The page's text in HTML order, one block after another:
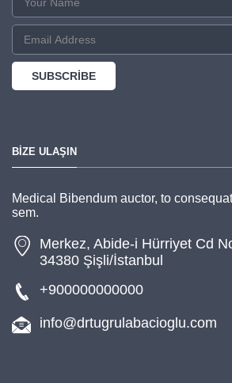
BIZE ULAŞIN
Medical Bibendum auctor, to
sem.
Merkez, Abide-i Hürriyet Cd
34380 Şişli/İstanbul
+900000000000
info@drtugrulabacioglu.com